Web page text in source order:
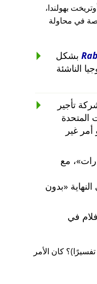
على منزله في أوتريخت بهولندا،
قصته على المنصة في محاولة
(Fortune 500) بشكل
الناشئة
تأجير
المتحدة
أمر غير
، مع
بدون
في
كان الأمر